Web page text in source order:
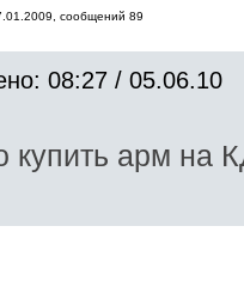
cообщений 89
08:27 / 05.06.10
купить арм на